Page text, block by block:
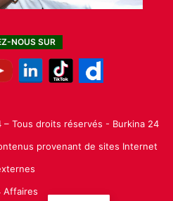
NOUS SUR
Tous droits réservés - Burkina 24
provenant de sites Internet
Affaires